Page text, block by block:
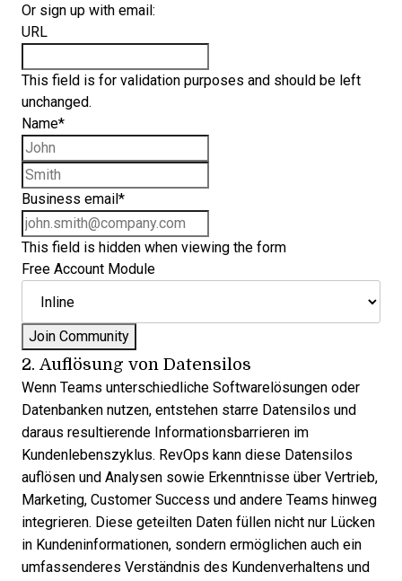
Or sign up with email:
URL
This field is for validation purposes and should be left
unchanged.
Name*
Business email *
This field is hidden when viewing the form
Free Account Module
2. Auflösung von Datensilos
Wenn Teams unterschiedliche Softwarelösungen oder
Datenbanken nutzen, entstehen starre Datensilos und
daraus resultierende Informationsbarrieren im
Kundenlebenszyklus. RevOps kann diese Datensilos
auflösen und Analysen sowie Erkenntnisse über Vertrieb,
Marketing, Customer Success und andere Teams hinweg
integrieren. Diese geteilten Daten füllen nicht nur Lücken
in Kundeninformationen, sondern ermöglichen auch ein
umfassenderes Verständnis des Kundenverhaltens und